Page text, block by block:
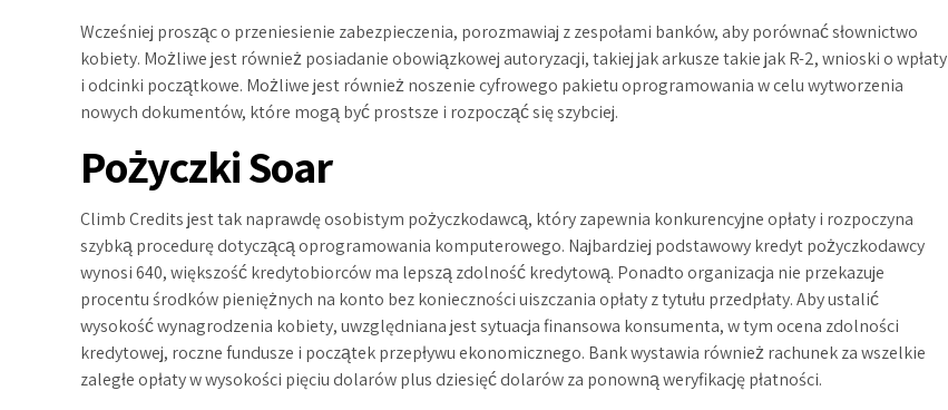
Wcześniej prosząc o przeniesienie zabezpieczenia, porozmawiaj z zespołami banków, aby porównać słownictwo
kobiety. Możliwe jest również posiadanie obowiązkowej autoryzacji, takiej jak arkusze takie jak R-2, wnioski o wpłaty
i odcinki początkowe. Możliwe jest również noszenie cyfrowego pakietu oprogramowania w celu wytworzenia
nowych dokumentów, które mogą być prostsze i rozpocząć się szybciej.
Pożyczki Soar
Climb Credits jest tak naprawdę osobistym pożyczkodawcą, który zapewnia konkurencyjne opłaty i rozpoczyna
szybką procedurę dotyczącą oprogramowania komputerowego. Najbardziej podstawowy kredyt pożyczkodawcy
wynosi 640, większość kredytobiorców ma lepszą zdolność kredytową. Ponadto organizacja nie przekazuje
procentu środków pieniężnych na konto bez konieczności uiszczania opłaty z tytułu przedpłaty. Aby ustalić
wysokość wynagrodzenia kobiety, uwzględniana jest sytuacja finansowa konsumenta, w tym ocena zdolności
kredytowej, roczne fundusze i początek przepływu ekonomicznego. Bank wystawia również rachunek za wszelkie
zaległe opłaty w wysokości pięciu dolarów plus dziesięć dolarów za ponowną weryfikację płatności.